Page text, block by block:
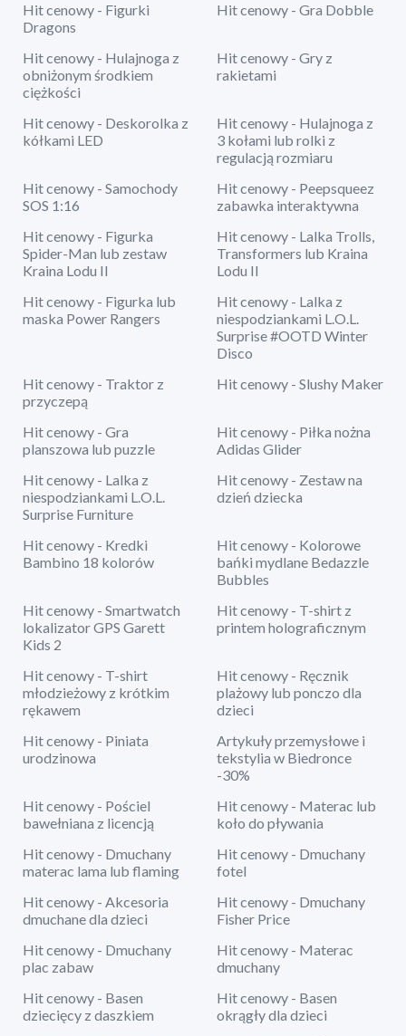
Hit cenowy - Figurki
Dragons
Hit cenowy - Gra Dobble
Hit cenowy - Hulajnoga z
obniżonym środkiem
ciężkości
Hit cenowy - Gry z
rakietami
Hit cenowy - Deskorolka z
kółkami LED
Hit cenowy - Hulajnoga z
3 kołami lub rolki z
regulacją rozmiaru
Hit cenowy - Samochody
SOS 1:16
Hit cenowy - Peepsqueez
zabawka interaktywna
Hit cenowy - Figurka
Spider-Man lub zestaw
Kraina Lodu II
Hit cenowy - Lalka Trolls,
Transformers lub Kraina
Lodu II
Hit cenowy - Figurka lub
maska Power Rangers
Hit cenowy - Lalka z
niespodziankami L.O.L.
Surprise #OOTD Winter
Disco
Hit cenowy - Traktor z
przyczepą
Hit cenowy - Slushy Maker
Hit cenowy - Gra
planszowa lub puzzle
Hit cenowy - Piłka nożna
Adidas Glider
Hit cenowy - Lalka z
niespodziankami L.O.L.
Surprise Furniture
Hit cenowy - Zestaw na
dzień dziecka
Hit cenowy - Kredki
Bambino 18 kolorów
Hit cenowy - Kolorowe
bańki mydlane Bedazzle
Bubbles
Hit cenowy - Smartwatch
lokalizator GPS Garett
Kids 2
Hit cenowy - T-shirt z
printem holograficznym
Hit cenowy - T-shirt
młodzieżowy z krótkim
rękawem
Hit cenowy - Ręcznik
plażowy lub ponczo dla
dzieci
Hit cenowy - Piniata
urodzinowa
Artykuły przemysłowe i
tekstylia w Biedronce
-30%
Hit cenowy - Pościel
bawełniana z licencją
Hit cenowy - Materac lub
koło do pływania
Hit cenowy - Dmuchany
materac lama lub flaming
Hit cenowy - Dmuchany
fotel
Hit cenowy - Akcesoria
dmuchane dla dzieci
Hit cenowy - Dmuchany
Fisher Price
Hit cenowy - Dmuchany
plac zabaw
Hit cenowy - Materac
dmuchany
Hit cenowy - Basen
dziecięcy z daszkiem
Hit cenowy - Basen
okrągły dla dzieci